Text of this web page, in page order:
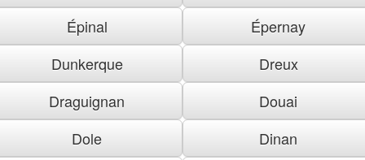
Épinal
Épernay
Dunkerque
Dreux
Draguignan
Douai
Dole
Dinan